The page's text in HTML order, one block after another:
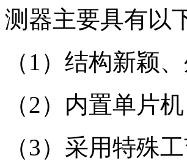
测器主要具有以
（1）结构新颖
（2）内置单片
（3）采用特殊